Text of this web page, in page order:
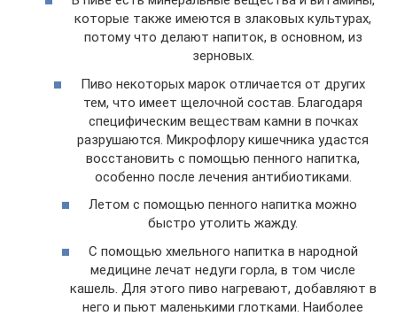
которые также имеются в злаковых культурах,
потому что делают напиток, в основном, из
зерновых.
Пиво некоторых марок отличается от других
тем, что имеет щелочной состав. Благодаря
специфическим веществам камни в почках
разрушаются. Микрофлору кишечника удастся
восстановить с помощью пенного напитка,
особенно после лечения антибиотиками.
Летом с помощью пенного напитка можно
быстро утолить жажду.
С помощью хмельного напитка в народной
медицине лечат недуги горла, в том числе
кашель. Для этого пиво нагревают, добавляют в
него и пьют маленькими глотками. Наиболее